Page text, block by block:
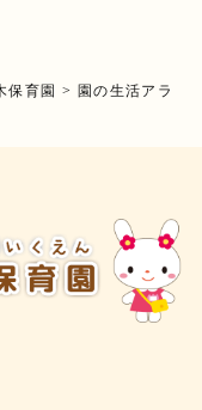
育園 >
園の生活アラ